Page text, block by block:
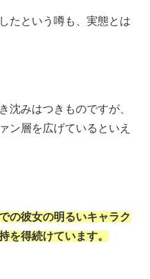
たという噂も、実態とは
沈みはつきものですが、
ン層を広げているといえ
の彼女の明るいキャラク
を得続けています。